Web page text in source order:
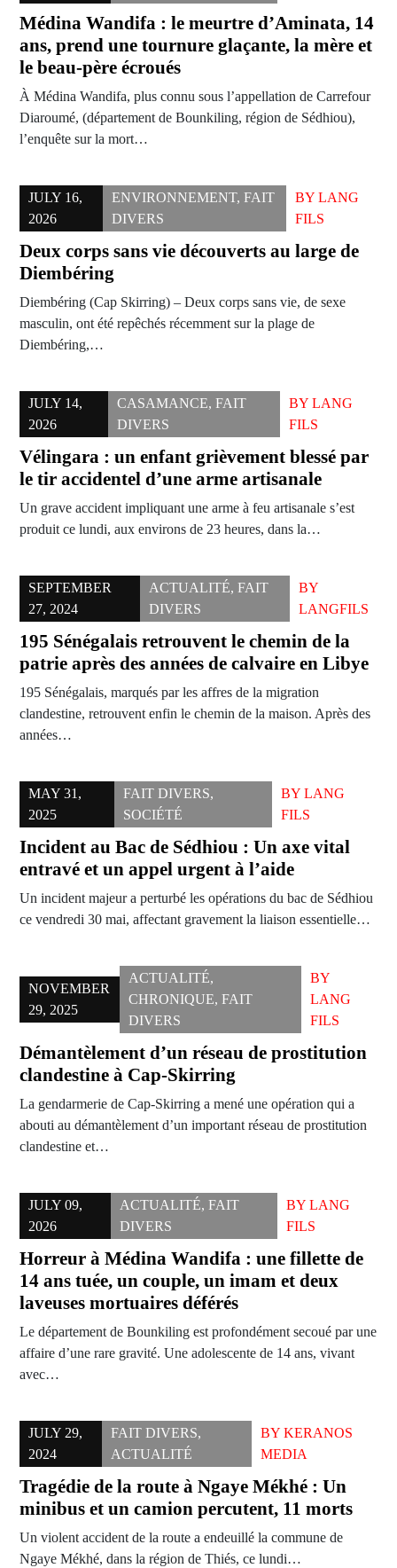
Médina Wandifa : le meurtre d’Aminata, 14
ans, prend une tournure glaçante, la mère et
le beau-père écroués
À Médina Wandifa, plus connu sous l’appellation de Carrefour
Diaroumé, (département de Bounkiling, région de Sédhiou),
l’enquête sur la mort…
JULY 16,
2026
ENVIRONNEMENT, FAIT
DIVERS
BYLANG
FILS
Deux corps sans vie découverts au large de
Diembéring
Diembéring (Cap Skirring) – Deux corps sans vie, de sexe
masculin, ont été repêchés récemment sur la plage de
Diembéring,…
JULY 14,
2026
CASAMANCE,FAIT
DIVERS
BY LANG
FILS
Vélingara : un enfant grièvement blessé par
le tir accidentel d’une arme artisanale
Un grave accident impliquant une arme à feu artisanale s’est
produit ce lundi, aux environs de 23 heures, dans la…
SEPTEMBER
27, 2024
ACTUALITÉ, FAIT
DIVERS
BY
LANGFILS
195 Sénégalais retrouvent le chemin de la
patrie après des années de calvaire en Libye
195 Sénégalais, marqués par les affres de la migration
clandestine, retrouvent enfin le chemin de la maison. Après des
années…
MAY 31,
2025
FAIT DIVERS,
SOCIÉTÉ
BY LANG
FILS
Incident au Bac de Sédhiou : Un axe vital
entravé et un appel urgent à l’aide
Un incident majeur a perturbé les opérations du bac de Sédhiou
ce vendredi 30 mai, affectant gravement la liaison essentielle…
NOVEMBER
29, 2025
ACTUALITÉ,
CHRONIQUE, FAIT
DIVERS
BY
LANG
FILS
Démantèlement d’un réseau de prostitution
clandestine à Cap-Skirring
La gendarmerie de Cap-Skirring a mené une opération qui a
abouti au démantèlement d’un important réseau de prostitution
clandestine et…
JULY 09,
2026
ACTUALITÉ, FAIT
DIVERS
BYLANG
FILS
Horreur à Médina Wandifa : une fillette de
14 ans tuée, un couple, un imam et deux
laveuses mortuaires déférés
Le département de Bounkiling est profondément secoué par une
affaire d’une rare gravité. Une adolescente de 14 ans, vivant
avec…
JULY 29,
2024
FAIT DIVERS,
ACTUALITÉ
BYKERANOS
MEDIA
Tragédie de la route à Ngaye Mékhé : Un
minibus et un camion percutent, 11 morts
Un violent accident de la route a endeuillé la commune de
Ngaye Mékhé, dans la région de Thiés, ce lundi…